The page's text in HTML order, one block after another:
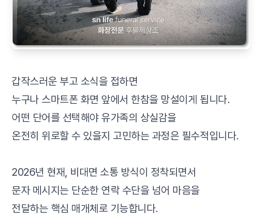
갑작스러운 부고 소식을 접하면
누구나 스마트폰 화면 앞에서 한참을 망설이게 됩니다.
어떤 단어를 선택해야 유가족의 상실감을
온전히 위로할 수 있을지 고민하는 과정은 필수적입니다.
2026년 현재, 비대면 소통 방식이 정착되면서
문자 메시지는 단순한 연락 수단을 넘어 마음을
전달하는 핵심 매개체로 기능합니다.